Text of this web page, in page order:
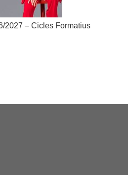
2027 – Cicles Formatius